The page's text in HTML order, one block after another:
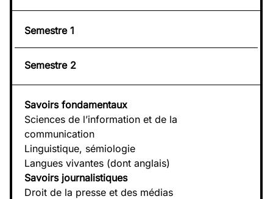
Semestre 1
Semestre 2
Savoirs fondamentaux
Sciences de l’information et de la
communication
Linguistique, sémiologie
Langues vivantes (dont anglais)
Savoirs journalistiques
Droit de la presse et des médias